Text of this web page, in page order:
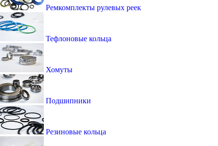
Ремкомплекты рулевых реек
Тефлоновые кольца
Хомуты
Подшипники
Резиновые кольца